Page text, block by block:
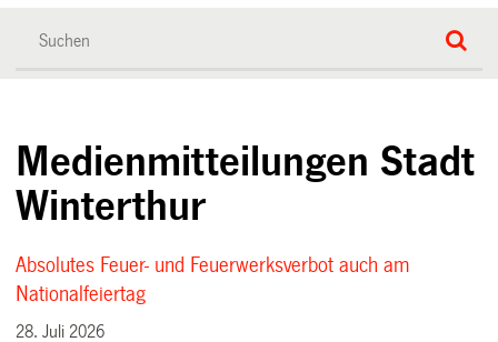
Medienmitteilungen Stadt
Winterthur
Absolutes Feuer- und Feuerwerksverbot auch am
Nationalfeiertag
28. Juli 2026